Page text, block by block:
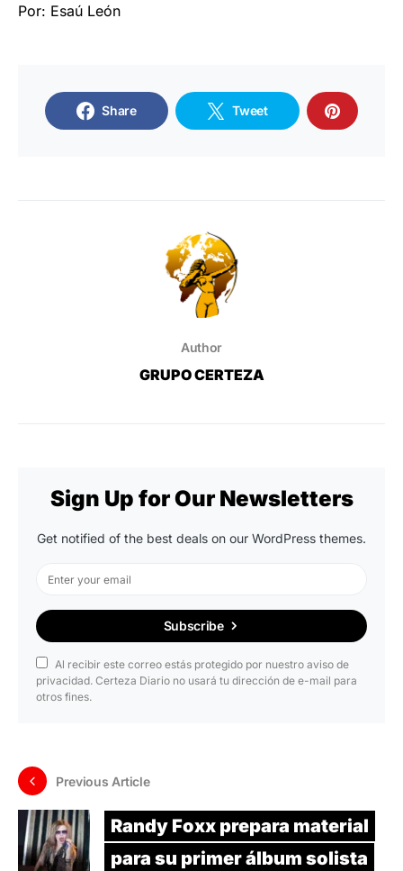
Por: Esaú León
Share Tweet
Author
GRUPO CERTEZA
Sign Up for Our Newsletters
Get notified of the best deals on our WordPress themes.
Subscribe
Al recibir este correo estás protegido por nuestro aviso de
privacidad. Certeza Diario no usará tu dirección de e-mail para
otros fines.
Previous Article
Randy Foxx prepara material
para su primer álbum solista